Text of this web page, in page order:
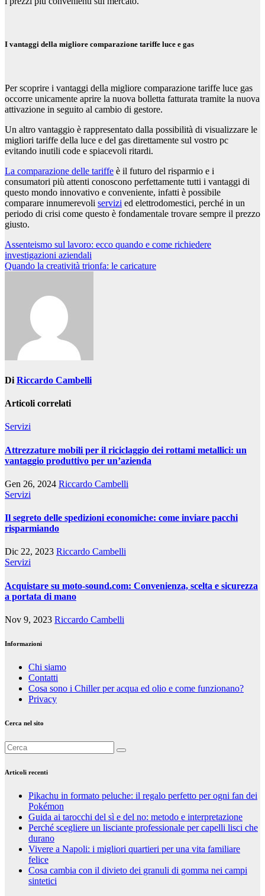
I vantaggi della migliore comparazione tariffe luce e gas
Per scoprire i vantaggi della migliore comparazione tariffe luce gas
occorre unicamente aprire la nuova bolletta fatturata tramite la nuova
attivazione in seguito al cambio di gestore.
Un altro vantaggio è rappresentato dalla possibilità di visualizzare le
migliori tariffe della luce e del gas direttamente sul vostro pc
evitando inutili code e spiacevoli ritardi.
La comparazione delle tariffe è il futuro del risparmio e i
consumatori più attenti conoscono perfettamente tutti i vantaggi di
questo mondo innovativo e conveniente, infatti è possibile
comparare innumerevoli servizi ed elettrodomestici, perché in un
periodo di crisi come questo è fondamentale trovare sempre il prezzo
giusto.
Navigazione
articoli
Assenteismo sul lavoro: ecco quando e come richiedere
investigazioni aziendali
Quando la creatività trionfa: le caricature
Di Riccardo Cambelli
Articoli correlati
Servizi
Attrezzature mobili per il riciclaggio dei rottami metallici: un
vantaggio produttivo per un’azienda
Gen 26, 2024 Riccardo Cambelli
Servizi
Il segreto delle spedizioni economiche: come inviare pacchi
risparmiando
Dic 22, 2023 Riccardo Cambelli
Servizi
Acquistare su moto-sound.com: Convenienza, scelta e sicurezza
a portata di mano
Nov 9, 2023 Riccardo Cambelli
Informazioni
Chi siamo
Contatti
Cosa sono i Chiller per acqua ed olio e come funzionano?
Privacy
Cerca nel sito
Articoli recenti
Pikachu in formato peluche: il regalo perfetto per ogni fan dei
Pokémon
Guida ai tarocchi del sì e del no: metodo e interpretazione
Perché scegliere un lisciante professionale per capelli lisci che
durano
Vivere a Napoli: i migliori quartieri per una vita familiare
felice
Cosa cambia con il divieto dei granuli di gomma nei campi
sintetici